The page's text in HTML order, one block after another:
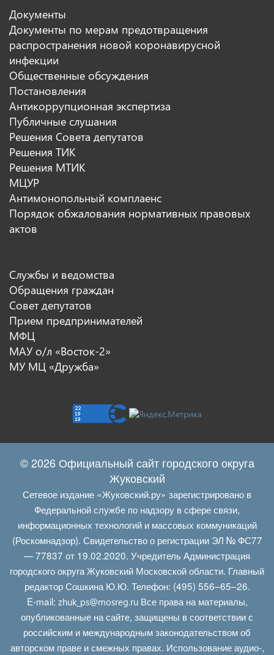
Документы
Документы по мерам предотвращения
распространения новой коронавирусной
инфекции
Общественные обсуждения
Постановления
Антикоррупционная экспертиза
Публичные слушания
Решения Совета депутатов
Решения ТИК
Решения МТИК
МЦУР
Антимонопольный комплаенс
Порядок обжалования нормативных правовых
актов
Службы и ведомства
Обращения граждан
Совет депутатов
Прием предпринимателей
МФЦ
МАУ о/л «Восток-2»
МУ МЦ «Дружба»
© 2026 Официальный сайт городского округа
Жуковский
Сетевое издание «Жуковский.ру» зарегистрировано в
Федеральной службе по надзору в сфере связи,
информационных технологий и массовых коммуникаций
(Роскомнадзор). Свидетельство о регистрации ЭЛ № ФС77
— 77837 от 19.02.2020. Учредитель Администрация
городского округа Жуковский Московской области. Главный
редактор Сошкина Ю.Ю. Телефон: (495) 556–65–26.
E‑mail: zhuk_ps@mosreg.ruВсе права на материалы,
опубликованные на сайте, защищены в соответствии с
российским и международным законодательством об
авторском праве и смежных правах. Использование аудио-,